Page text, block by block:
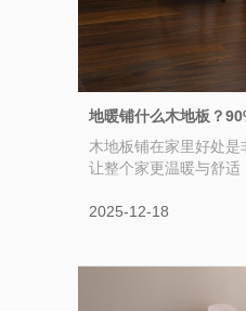
地暖铺什么木地板？
木地板铺在家里好处
让整个家更温暖与舒适
2025-12-18